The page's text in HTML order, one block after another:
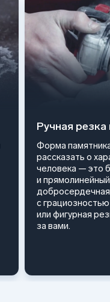
Ручная
Форма
рассказать о
человека — это
и
с
или фигурная
за вами.